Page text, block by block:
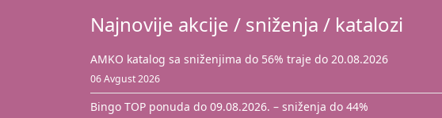
Najnovije akcije / sniženja / katalozi
AMKO katalog sa sniženjima do 56% traje do 20.08.2026
06 Avgust 2026
Bingo TOP ponuda do 09.08.2026. – sniženja do 44%